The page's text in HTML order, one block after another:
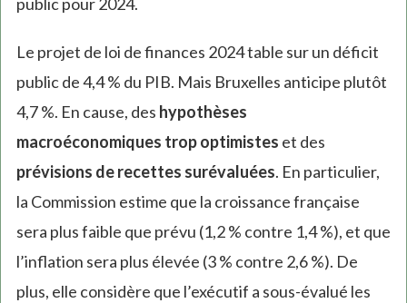
Le projet de loi de finances 2024 table sur un déficit
public de 4,4 % du PIB. Mais Bruxelles anticipe plutôt
4,7 %. En cause, des hypothèses
macroéconomiques trop optimistes et des
prévisions de recettes surévaluées. En particulier,
la Commission estime que la croissance française
sera plus faible que prévu (1,2 % contre 1,4 %), et que
l’inflation sera plus élevée (3 % contre 2,6 %). De
plus, elle considère que l’exécutif a sous-évalué les